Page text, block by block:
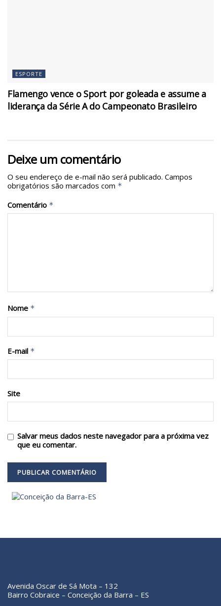
ESPORTE
Flamengo vence o Sport por goleada e assume a
liderança da Série A do Campeonato Brasileiro
Deixe um comentário
O seu endereço de e-mail não será publicado. Campos
obrigatórios são marcados com *
Comentário *
Nome *
E-mail *
Site
Salvar meus dados neste navegador para a próxima vez
que eu comentar.
Avenida Oscar de Sá Mota – 132
Bairro Cobraice – Conceição da Barra – ES